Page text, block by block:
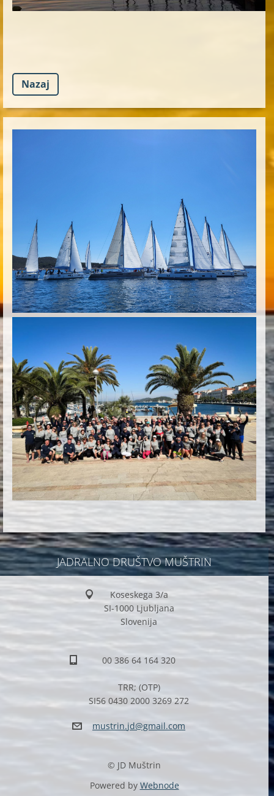
Nazaj
JADRALNO DRUŠTVO MUŠTRIN
Koseskega 3/a
SI-1000 Ljubljana
Slovenija
00 386 64 164 320
TRR; (OTP)
SI56 0430 2000 3269 272
mustrin.jd@gmail.com
© JD Muštrin
Powered by Webnode